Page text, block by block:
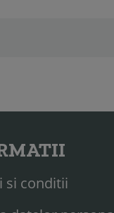
si conditii